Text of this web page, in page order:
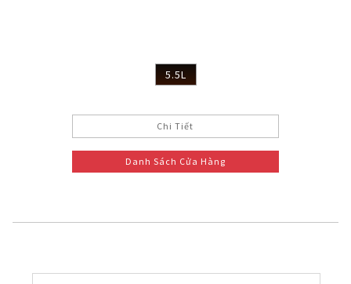
5.5L
Chi Tiết
Danh Sách Cửa Hàng